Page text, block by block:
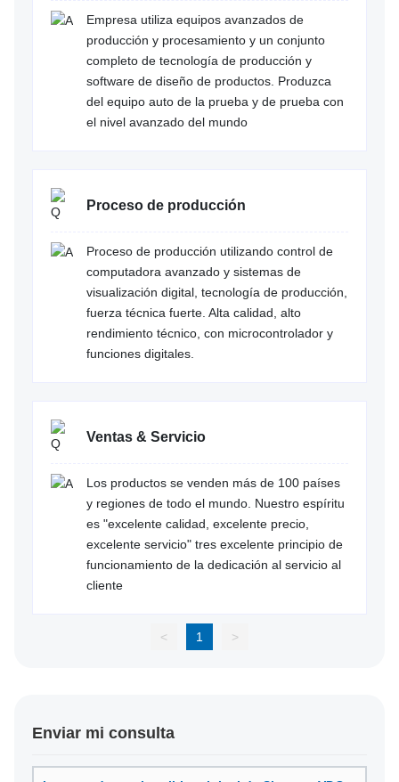
Empresa utiliza equipos avanzados de
producción y procesamiento y un conjunto
completo de tecnología de producción y
software de diseño de productos. Produzca
del equipo auto de la prueba y de prueba con
el nivel avanzado del mundo
Proceso de producción
Proceso de producción utilizando control de
computadora avanzado y sistemas de
visualización digital, tecnología de producción,
fuerza técnica fuerte. Alta calidad, alto
rendimiento técnico, con microcontrolador y
funciones digitales.
Ventas & Servicio
Los productos se venden más de 100 países
y regiones de todo el mundo. Nuestro espíritu
es "excelente calidad, excelente precio,
excelente servicio" tres excelente principio de
funcionamiento de la dedicación al servicio al
cliente
< 1 >
Enviar mi consulta